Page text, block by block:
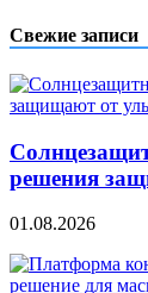
Свежие записи
решения
01.08.2026